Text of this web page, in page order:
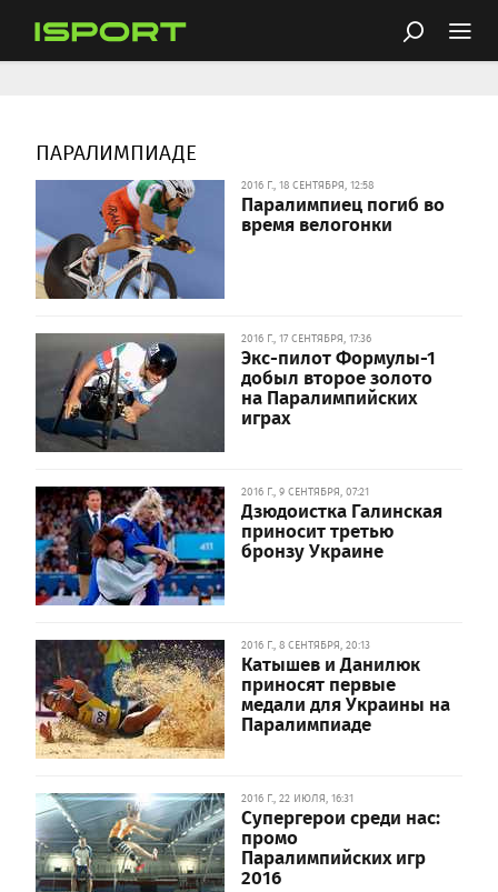
ПАРАЛИМПИАДЕ
2016 Г., 18 СЕНТЯБРЯ, 12:58
Паралимпиец погиб во
время велогонки
2016 Г., 17 СЕНТЯБРЯ, 17:36
Экс-пилот Формулы-1
добыл второе золото
на Паралимпийских
играх
2016 Г., 9 СЕНТЯБРЯ, 07:21
Дзюдоистка Галинская
приносит третью
бронзу Украине
2016 Г., 8 СЕНТЯБРЯ, 20:13
Катышев и Данилюк
приносят первые
медали для Украины на
Паралимпиаде
2016 Г., 22 ИЮЛЯ, 16:31
Супергерои среди нас:
промо
Паралимпийских игр
2016